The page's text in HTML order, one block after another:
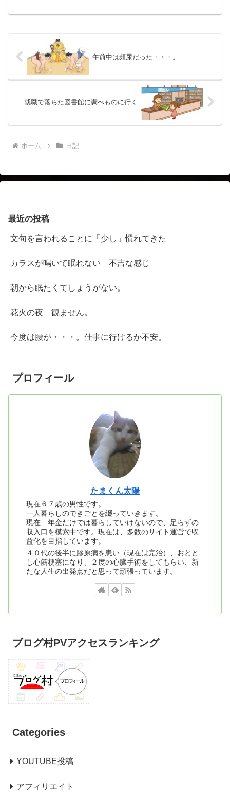
温が夜も25℃あります。暑いというよ
午前中は頻尿だった・・・。
就職で落ちた図書館に調べものに行く
ホーム 日記
最近の投稿
文句を言われることに「少し」慣れてきた
カラスが鳴いて眠れない 不吉な感じ
朝から眠たくてしょうがない。
花火の夜 観ません。
今度は腰が・・・。仕事に行けるか不安。
プロフィール
たまくん太陽
現在６７歳の男性です。
一人暮らしのできごとを綴っていきます。
現在 年金だけでは暮らしていけないので、足らずの
収入口を模索中です。現在は、多数のサイト運営で収
益化を目指しています。
４０代の後半に膠原病を患い（現在は完治）、おとと
し心筋梗塞になり、２度の心臓手術をしてもらい、新
たな人生の出発点だと思って頑張っています。
ブログ村PVアクセスランキング
Categories
YOUTUBE投稿
アフィリエイト